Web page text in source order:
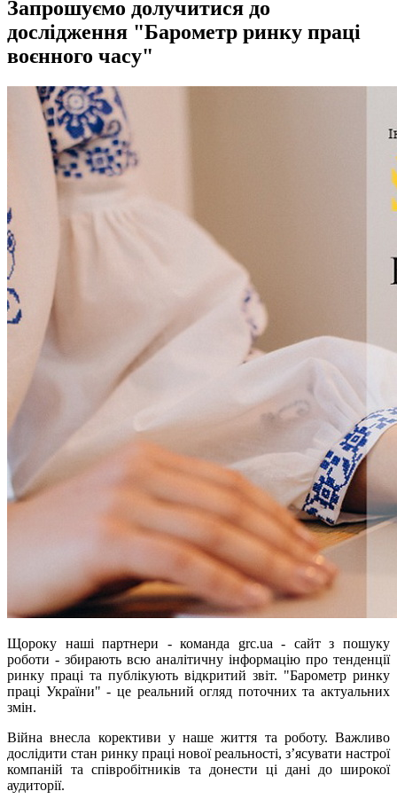
Запрошуємо долучитися до
дослідження "Барометр ринку праці
воєнного часу"
Щороку наші партнери - команда grc.ua - сайт з пошуку
роботи - збирають всю аналітичну інформацію про тенденції
ринку праці та публікують відкритий звіт. "Барометр ринку
праці України" - це реальний огляд поточних та актуальних
змін.
Війна внесла корективи у наше життя та роботу. Важливо
дослідити стан ринку праці нової реальності, з’ясувати настрої
компаній та співробітників та донести ці дані до широкої
аудиторії.